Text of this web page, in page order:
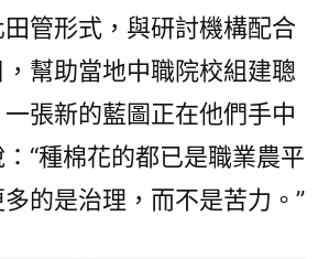
管形式，與研討機構配合
幫助當地中職院校組建聰
張新的藍圖正在他們手中
“種棉花的都已是職業農平
的是治理，而不是苦力。”